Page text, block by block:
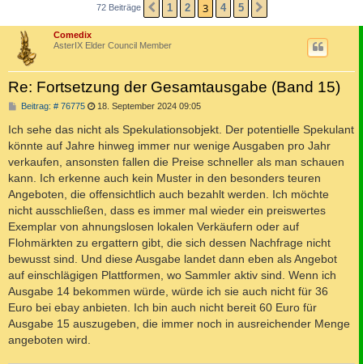
72 Beiträge VORHERIGE
1 2 3 4 5
Comedix
AsterIX Elder Council Member
Re: Fortsetzung der Gesamtausgabe (Band 15)
Beitrag: # 76775B
i
t
r
g
18. September 2024 09:05
Ich sehe das nicht als Spekulationsobjekt. Der potentielle Spekulant
könnte auf Jahre hinweg immer nur wenige Ausgaben pro Jahr
verkaufen, ansonsten fallen die Preise schneller als man schauen
kann. Ich erkenne auch kein Muster in den besonders teuren
Angeboten, die offensichtlich auch bezahlt werden. Ich möchte
nicht ausschließen, dass es immer mal wieder ein preiswertes
Exemplar von ahnungslosen lokalen Verkäufern oder auf
Flohmärkten zu ergattern gibt, die sich dessen Nachfrage nicht
bewusst sind. Und diese Ausgabe landet dann eben als Angebot
auf einschlägigen Plattformen, wo Sammler aktiv sind. Wenn ich
Ausgabe 14 bekommen würde, würde ich sie auch nicht für 36
Euro bei ebay anbieten. Ich bin auch nicht bereit 60 Euro für
Ausgabe 15 auszugeben, die immer noch in ausreichender Menge
angeboten wird.